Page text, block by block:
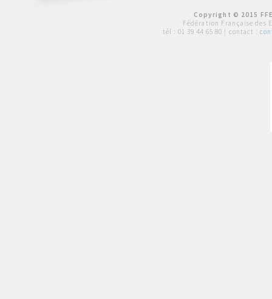
Copyright © 2015
Fédération Française des
tél : 01 39 44 65 80 | contact :